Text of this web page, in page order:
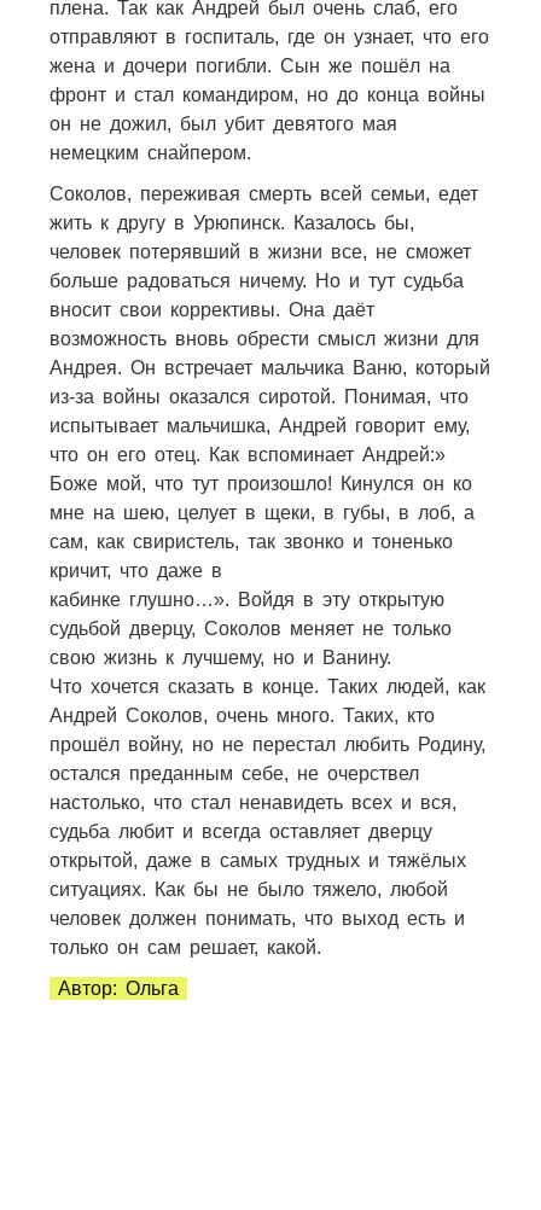
плена. Так как Андрей был очень слаб, его
отправляют в госпиталь, где он узнает, что его
жена и дочери погибли. Сын же пошёл на
фронт и стал командиром, но до конца войны
он не дожил, был убит девятого мая
немецким снайпером.
Соколов, переживая смерть всей семьи, едет
жить к другу в Урюпинск. Казалось бы,
человек потерявший в жизни все, не сможет
больше радоваться ничему. Но и тут судьба
вносит свои коррективы. Она даёт
возможность вновь обрести смысл жизни для
Андрея. Он встречает мальчика Ваню, который
из-за войны оказался сиротой. Понимая, что
испытывает мальчишка, Андрей говорит ему,
что он его отец. Как вспоминает Андрей:»
Боже мой, что тут произошло! Кинулся он ко
мне на шею, целует в щеки, в губы, в лоб, а
сам, как свиристель, так звонко и тоненько
кричит, что даже в
кабинке глушно…». Войдя в эту открытую
судьбой дверцу, Соколов меняет не только
свою жизнь к лучшему, но и Ванину.
Что хочется сказать в конце. Таких людей, как
Андрей Соколов, очень много. Таких, кто
прошёл войну, но не перестал любить Родину,
остался преданным себе, не очерствел
настолько, что стал ненавидеть всех и вся,
судьба любит и всегда оставляет дверцу
открытой, даже в самых трудных и тяжёлых
ситуациях. Как бы не было тяжело, любой
человек должен понимать, что выход есть и
только он сам решает, какой.
Автор: Ольга